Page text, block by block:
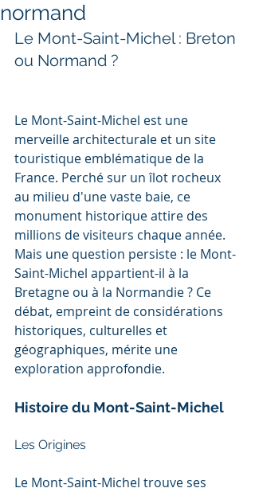
normand
Le Mont-Saint-Michel : Breton
ou Normand ?
Le Mont-Saint-Michel est une
merveille architecturale et un site
touristique emblématique de la
France. Perché sur un îlot rocheux
au milieu d'une vaste baie, ce
monument historique attire des
millions de visiteurs chaque année.
Mais une question persiste : le Mont-
Saint-Michel appartient-il à la
Bretagne ou à la Normandie ? Ce
débat, empreint de considérations
historiques, culturelles et
géographiques, mérite une
exploration approfondie.
Histoire du Mont-Saint-Michel
Les Origines
Le Mont-Saint-Michel trouve ses